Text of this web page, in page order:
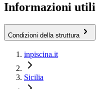
Informazioni utili
Condizioni della struttura
inpiscina.it
Sicilia